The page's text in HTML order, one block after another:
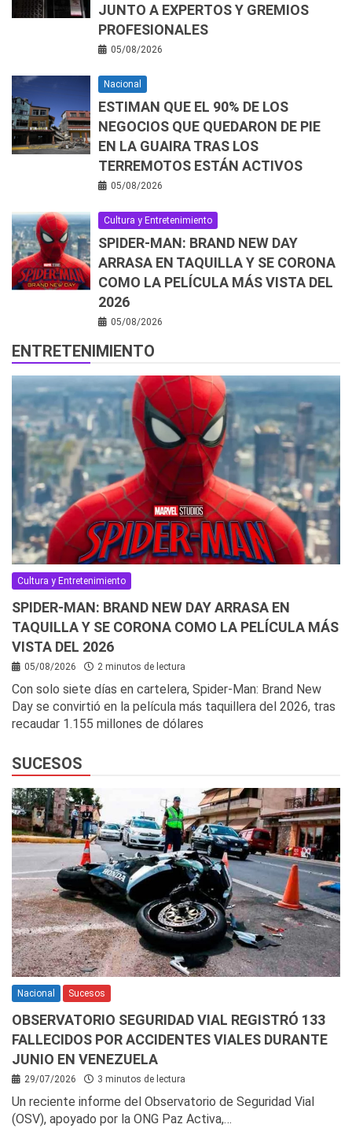
JUNTO A EXPERTOS Y GREMIOS
PROFESIONALES
05/08/2026
Nacional
ESTIMAN QUE EL 90% DE LOS
NEGOCIOS QUE QUEDARON DE PIE
EN LA GUAIRA TRAS LOS
TERREMOTOS ESTÁN ACTIVOS
05/08/2026
Cultura y Entretenimiento
SPIDER-MAN: BRAND NEW DAY
ARRASA EN TAQUILLA Y SE CORONA
COMO LA PELÍCULA MÁS VISTA DEL
2026
05/08/2026
ENTRETENIMIENTO
Cultura y Entretenimiento
SPIDER-MAN: BRAND NEW DAY ARRASA EN
TAQUILLA Y SE CORONA COMO LA PELÍCULA MÁS
VISTA DEL 2026
05/08/2026 2 minutos de lectura
Con solo siete días en cartelera, Spider-Man: Brand New
Day se convirtió en la película más taquillera del 2026, tras
recaudar 1.155 millones de dólares
SUCESOS
Nacional Sucesos
OBSERVATORIO SEGURIDAD VIAL REGISTRÓ 133
FALLECIDOS POR ACCIDENTES VIALES DURANTE
JUNIO EN VENEZUELA
29/07/2026 3 minutos de lectura
Un reciente informe del Observatorio de Seguridad Vial
(OSV), apoyado por la ONG Paz Activa,…